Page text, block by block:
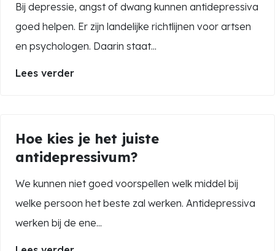
Bij depressie, angst of dwang kunnen antidepressiva
goed helpen. Er zijn landelijke richtlijnen voor artsen
en psychologen. Daarin staat...
Lees verder
Hoe kies je het juiste
antidepressivum?
We kunnen niet goed voorspellen welk middel bij
welke persoon het beste zal werken. Antidepressiva
werken bij de ene...